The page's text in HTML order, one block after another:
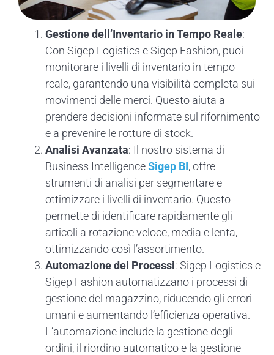
Gestione dell’Inventario in Tempo Reale:
Con Sigep Logistics e Sigep Fashion, puoi
monitorare i livelli di inventario in tempo
reale, garantendo una visibilità completa sui
movimenti delle merci. Questo aiuta a
prendere decisioni informate sul rifornimento
e a prevenire le rotture di stock.
Analisi Avanzata: Il nostro sistema di
Business IntelligenceSigep BI, offre
strumenti di analisi per segmentare e
ottimizzare i livelli di inventario. Questo
permette di identificare rapidamente gli
articoli a rotazione veloce, media e lenta,
ottimizzando così l’assortimento.
Automazione dei Processi: Sigep Logistics e
Sigep Fashion automatizzano i processi di
gestione del magazzino, riducendo gli errori
umani e aumentando l’efficienza operativa.
L’automazione include la gestione degli
ordini, il riordino automatico e la gestione